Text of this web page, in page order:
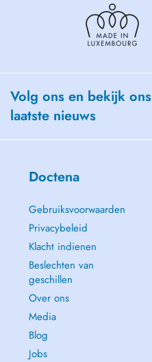
Volg ons en bekijk ons
laatste nieuws
Doctena
Gebruiksvoorwaarden
Privacybeleid
Klacht indienen
Beslechten van
geschillen
Over ons
Media
Blog
Jobs